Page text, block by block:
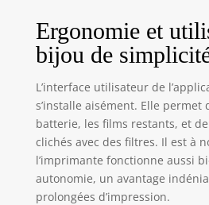
les
pour
Ergonomie et
bijou de
L’interface utilisateur de
s’installe aisément. Elle permet
batterie, les films restants, et
clichés avec des filtres. Il est à
l’imprimante fonctionne aussi
autonomie, un avantage
prolongées d’impression.